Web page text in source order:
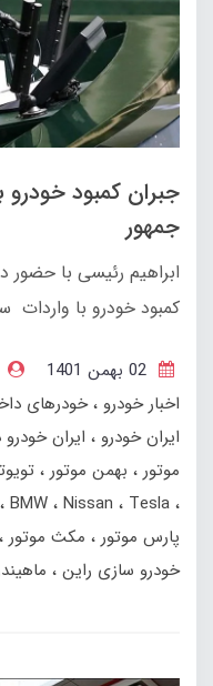
جبران کمبود
جمهور
ابراهیم رئیسی با
کمبود خودرو با
اخبار خودرو
خودرهای
ایران خودرو
ایران
موتور
بهمن‌ موتور
BMW Nissan Tesla
پارس موتور
مکث موتور
خودرو سازی راین